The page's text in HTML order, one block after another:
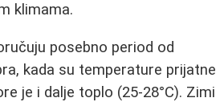
klimama.
posebno period od
kada su temperature prijatne
je i dalje toplo (25-28°C). Zimi